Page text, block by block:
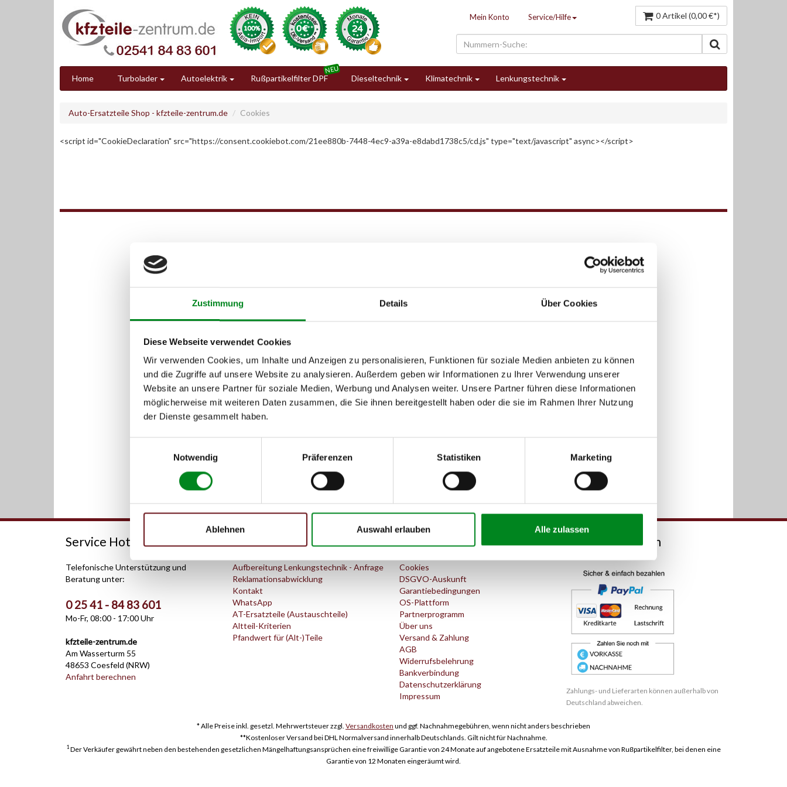
Zustimmung Details Über Cookies
Diese Webseite verwendet Cookies
Wir verwenden Cookies, um Inhalte und Anzeigen zu personalisieren, Funktionen für soziale Medien anbieten zu können
und die Zugriffe auf unsere Website zu analysieren. Außerdem geben wir Informationen zu Ihrer Verwendung unserer
Website an unsere Partner für soziale Medien, Werbung und Analysen weiter. Unsere Partner führen diese Informationen
möglicherweise mit weiteren Daten zusammen, die Sie ihnen bereitgestellt haben oder die sie im Rahmen Ihrer Nutzung
der Dienste gesammelt haben.
Notwendig
Präferenzen Statistiken Marketing
Ablehnen Auswahl erlauben Alle zulassen
Mein Konto Service/Hilfe 0 Artikel (0,00 €*)
Home Turbolader Autoelektrik Rußpartikelfilter DPF Dieseltechnik Klimatechnik Lenkungstechnik
Auto-Ersatzteile Shop - kfzteile-zentrum.de Cookies
<script id="CookieDeclaration" src="https://consent.cookiebot.com/21ee880b-7448-4ec9-a39a-e8dabd1738c5/cd.js" type="text/javascript" async></script>
Service Hotline
Telefonische Unterstützung und
Beratung unter:
0 25 41 - 84 83 601
Mo-Fr, 08:00 - 17:00 Uhr
kfzteile-zentrum.de
Am Wasserturm 55
48653 Coesfeld (NRW)
Anfahrt berechnen
Shop Service
Aufbereitung Lenkungstechnik - Anfrage
Reklamationsabwicklung
Kontakt
WhatsApp
AT-Ersatzteile (Austauschteile)
Altteil-Kriterien
Pfandwert für (Alt-)Teile
Informationen
Cookies
DSGVO-Auskunft
Garantiebedingungen
OS-Plattform
Partnerprogramm
Über uns
Versand & Zahlung
AGB
Widerrufsbelehrung
Bankverbindung
Datenschutzerklärung
Impressum
Bezahlmethoden
Zahlungs- und Lieferarten können außerhalb von
Deutschland abweichen.
* Alle Preise inkl. gesetzl. Mehrwertsteuer zzgl. Versandkosten und ggf. Nachnahmegebühren, wenn nicht anders beschrieben
**Kostenloser Versand bei DHL Normalversand innerhalb Deutschlands. Gilt nicht für Nachnahme.
1Der Verkäufer gewährt neben den bestehenden gesetzlichen Mängelhaftungsansprüchen eine freiwillige Garantie von 24 Monate auf angebotene Ersatzteile mit Ausnahme von Rußpartikelfilter, bei denen eine
Garantie von 12 Monaten eingeräumt wird.